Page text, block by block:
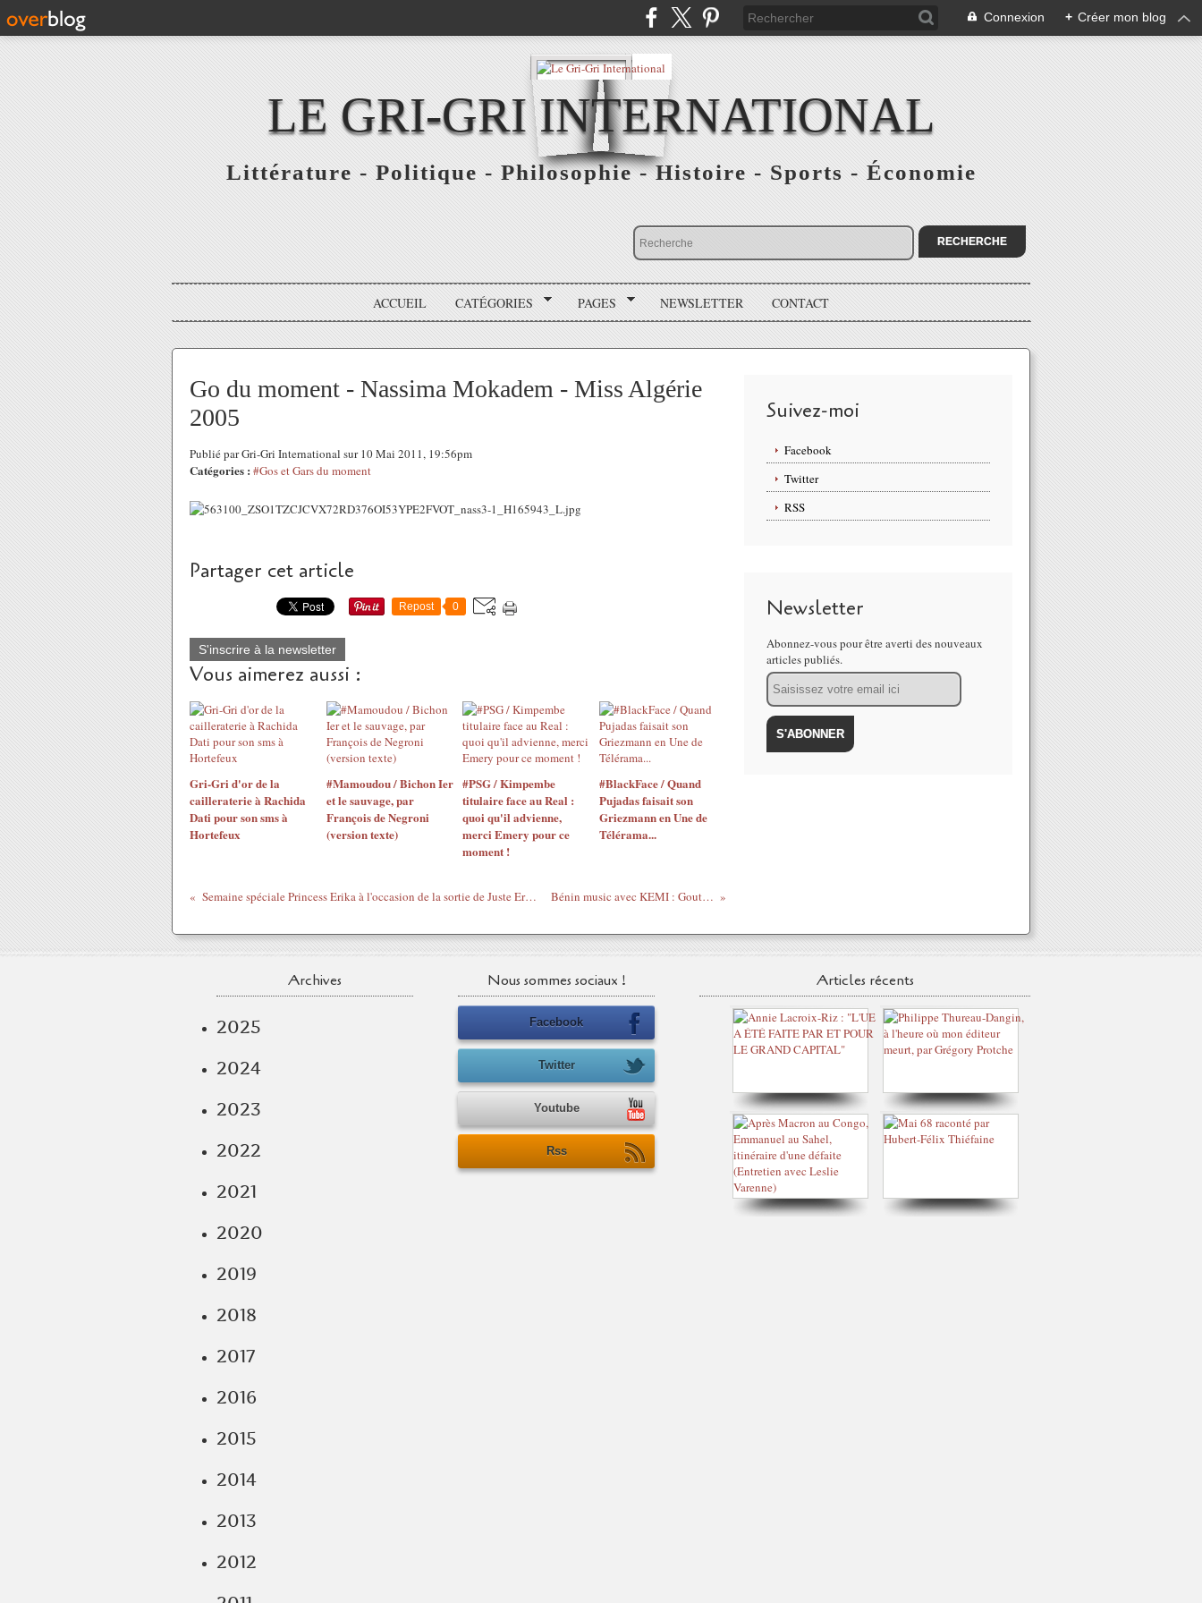
Connexion + Créer mon blog
LE GRI-GRI INTERNATIONAL
Littérature - Politique - Philosophie - Histoire - Sports - Économie
ACCUEIL CATÉGORIES PAGES NEWSLETTER CONTACT
Go du moment - Nassima Mokadem - Miss Algérie
2005
Publié par Gri-Gri International sur 10 Mai 2011, 19:56pm
Catégories : #Gos et Gars du moment
Partager cet article
Repost 0
S'inscrire à la newsletter
Vous aimerez aussi :
Gri-Gri d'or de la
cailleraterie à Rachida
Dati pour son sms à
Hortefeux
#Mamoudou / Bichon Ier
et le sauvage, par
François de Negroni
(version texte)
#PSG / Kimpembe
titulaire face au Real :
quoi qu'il advienne,
merci Emery pour ce
moment !
#BlackFace / Quand
Pujadas faisait son
Griezmann en Une de
Télérama...
Semaine spéciale Princess Erika à l'occasion de la sortie de Juste Erika son 5ème album Bénin music avec KEMI : Goutter et Partir
Suivez-moi
Facebook
Twitter
RSS
Newsletter
Abonnez-vous pour être averti des nouveaux
articles publiés.
Email
Archives
2025
2024
2023
2022
2021
2020
2019
2018
2017
2016
2015
2014
2013
2012
Nous sommes sociaux !
Facebook
Twitter
Youtube
Rss
Articles récents